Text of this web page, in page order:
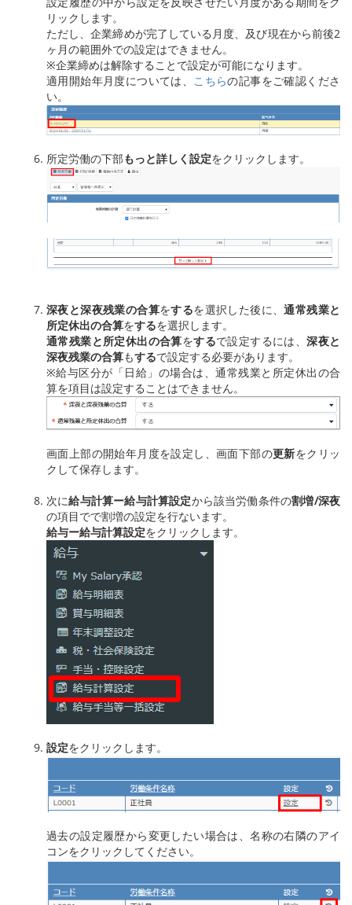
リックします。
ただし、企業締めが完了している月度、及び現在から前後2
ヶ月の範囲外での設定はできません。
※企業締めは解除することで設定が可能になります。
適用開始年月度については、 こちらの記事をご確認くださ
い。
所定労働の下部もっと詳しく設定をクリックします。
深夜と深夜残業の合算をするを選択した後に、通常残業と
所定休出の合算をするを選択します。
通常残業と所定休出の合算をするで設定するには、深夜と
深夜残業の合算もするで設定する必要があります。
※給与区分が「日給」の場合は、通常残業と所定休出の合
算を項目は設定することはできません。
画面上部の開始年月度を設定し、画面下部の更新をクリッ
クして保存します。
次に給与計算ー給与計算設定から該当労働条件の割増/深夜
の項目でで割増の設定を行ないます。
給与ー給与計算設定をクリックします。
設定をクリックします。
過去の設定履歴から変更したい場合は、名称の右隣のアイ
コンをクリックしてください。